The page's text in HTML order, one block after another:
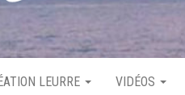
LEURRE VIDÉOS